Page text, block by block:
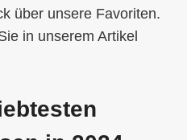
über unsere Favoriten.
in unserem Artikel